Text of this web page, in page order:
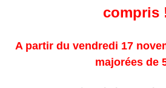
compris
A partir du vendredi 17
majorées de